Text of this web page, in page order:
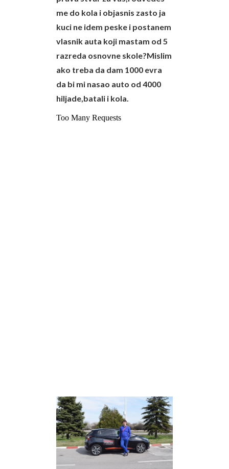
me do kola i objasnis zasto ja
kuci ne idem peske i postanem
vlasnik auta koji mastam od 5
razreda osnovne skole?Mislim
ako treba da dam 1000 evra
da bi mi nasao auto od 4000
hiljade,batali i kola.